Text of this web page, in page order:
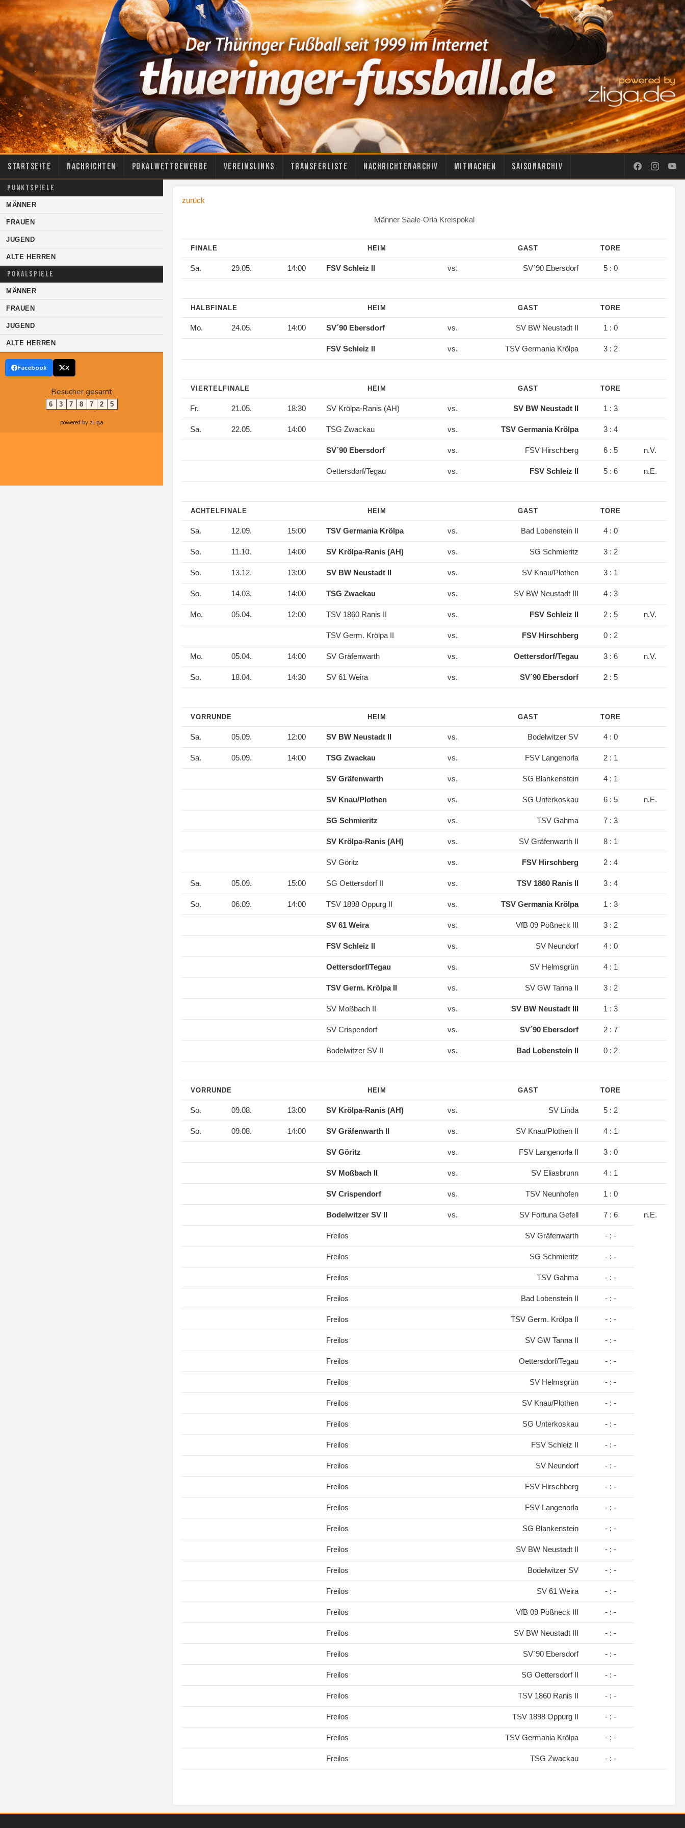
Startseite Nachrichten Pokalwettbewerbe Vereinslinks Transferliste Nachrichtenarchiv Mitmachen Saisonarchiv
PUNKTSPIELE
MÄNNER
FRAUEN
JUGEND
ALTE HERREN
POKALSPIELE
MÄNNER
FRAUEN
JUGEND
ALTE HERREN
Facebook X
Besucher gesamt
6 3 7 8 7 2 5
powered by zLiga
zurück
Männer Saale-Orla Kreispokal
FINALE HEIM GAST TORE
Sa. 29.05. 14:00 FSV Schleiz II vs. SV´90 Ebersdorf 5 : 0
HALBFINALE HEIM GAST TORE
Mo. 24.05. 14:00 SV´90 Ebersdorf vs. SV BW Neustadt II 1 : 0
FSV Schleiz II vs. TSV Germania Krölpa 3 : 2
VIERTELFINALE HEIM GAST TORE
Fr. 21.05. 18:30 SV Krölpa-Ranis (AH) vs. SV BW Neustadt II 1 : 3
Sa. 22.05. 14:00 TSG Zwackau vs. TSV Germania Krölpa 3 : 4
SV´90 Ebersdorf vs. FSV Hirschberg 6 : 5 n.V.
Oettersdorf/Tegau vs. FSV Schleiz II 5 : 6 n.E.
ACHTELFINALE HEIM GAST TORE
Sa. 12.09. 15:00 TSV Germania Krölpa vs. Bad Lobenstein II 4 : 0
So. 11.10. 14:00 SV Krölpa-Ranis (AH) vs. SG Schmieritz 3 : 2
So. 13.12. 13:00 SV BW Neustadt II vs. SV Knau/Plothen 3 : 1
So. 14.03. 14:00 TSG Zwackau vs. SV BW Neustadt III 4 : 3
Mo. 05.04. 12:00 TSV 1860 Ranis II vs. FSV Schleiz II 2 : 5 n.V.
TSV Germ. Krölpa II vs. FSV Hirschberg 0 : 2
Mo. 05.04. 14:00 SV Gräfenwarth vs. Oettersdorf/Tegau 3 : 6 n.V.
So. 18.04. 14:30 SV 61 Weira vs. SV´90 Ebersdorf 2 : 5
VORRUNDE HEIM GAST TORE
Sa. 05.09. 12:00 SV BW Neustadt II vs. Bodelwitzer SV 4 : 0
Sa. 05.09. 14:00 TSG Zwackau vs. FSV Langenorla 2 : 1
SV Gräfenwarth vs. SG Blankenstein 4 : 1
SV Knau/Plothen vs. SG Unterkoskau 6 : 5 n.E.
SG Schmieritz vs. TSV Gahma 7 : 3
SV Krölpa-Ranis (AH) vs. SV Gräfenwarth II 8 : 1
SV Göritz vs. FSV Hirschberg 2 : 4
Sa. 05.09. 15:00 SG Oettersdorf II vs. TSV 1860 Ranis II 3 : 4
So. 06.09. 14:00 TSV 1898 Oppurg II vs. TSV Germania Krölpa 1 : 3
SV 61 Weira vs. VfB 09 Pößneck III 3 : 2
FSV Schleiz II vs. SV Neundorf 4 : 0
Oettersdorf/Tegau vs. SV Helmsgrün 4 : 1
TSV Germ. Krölpa II vs. SV GW Tanna II 3 : 2
SV Moßbach II vs. SV BW Neustadt III 1 : 3
SV Crispendorf vs. SV´90 Ebersdorf 2 : 7
Bodelwitzer SV II vs. Bad Lobenstein II 0 : 2
VORRUNDE HEIM GAST TORE
So. 09.08. 13:00 SV Krölpa-Ranis (AH) vs. SV Linda 5 : 2
So. 09.08. 14:00 SV Gräfenwarth II vs. SV Knau/Plothen II 4 : 1
SV Göritz vs. FSV Langenorla II 3 : 0
SV Moßbach II vs. SV Eliasbrunn 4 : 1
SV Crispendorf vs. TSV Neunhofen 1 : 0
Bodelwitzer SV II vs. SV Fortuna Gefell 7 : 6 n.E.
Freilos SV Gräfenwarth - : -
Freilos SG Schmieritz - : -
Freilos TSV Gahma - : -
Freilos Bad Lobenstein II - : -
Freilos TSV Germ. Krölpa II - : -
Freilos SV GW Tanna II - : -
Freilos Oettersdorf/Tegau - : -
Freilos SV Helmsgrün - : -
Freilos SV Knau/Plothen - : -
Freilos SG Unterkoskau - : -
Freilos FSV Schleiz II - : -
Freilos SV Neundorf - : -
Freilos FSV Hirschberg - : -
Freilos FSV Langenorla - : -
Freilos SG Blankenstein - : -
Freilos SV BW Neustadt II - : -
Freilos Bodelwitzer SV - : -
Freilos SV 61 Weira - : -
Freilos VfB 09 Pößneck III - : -
Freilos SV BW Neustadt III - : -
Freilos SV´90 Ebersdorf - : -
Freilos SG Oettersdorf II - : -
Freilos TSV 1860 Ranis II - : -
Freilos TSV 1898 Oppurg II - : -
Freilos TSV Germania Krölpa - : -
Freilos TSG Zwackau - : -